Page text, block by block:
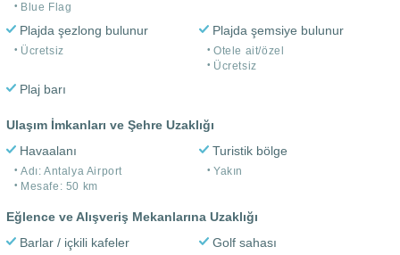
Blue Flag
Plajda şezlong bulunur
Ücretsiz
Plajda şemsiye bulunur
Otele ait/özel
Ücretsiz
Plaj barı
Ulaşım İmkanları ve Şehre Uzaklığı
Havaalanı
Adı: Antalya Airport
Mesafe: 50 km
Turistik bölge
Yakın
Eğlence ve Alışveriş Mekanlarına Uzaklığı
Barlar / içkili kafeler
Golf sahası